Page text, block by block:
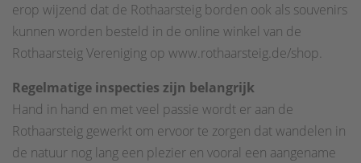
erop wijzend dat de Rothaarsteig borden ook als souvenirs
kunnen worden besteld in de online winkel van de
Rothaarsteig Vereniging op www.rothaarsteig.de/shop.
Regelmatige inspecties zijn belangrijk
Hand in hand en met veel passie wordt er aan de
Rothaarsteig gewerkt om ervoor te zorgen dat wandelen in
de natuur nog lang een plezier en vooral een aangename